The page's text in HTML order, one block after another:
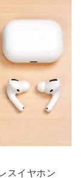
スイヤホン